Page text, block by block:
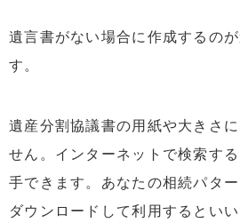
遺言書がない場合に作成するの
す。
遺産分割協議書の用紙や大きさ
せん。インターネットで検索す
手できます。あなたの相続パタ
ダウンロードして利用するといい